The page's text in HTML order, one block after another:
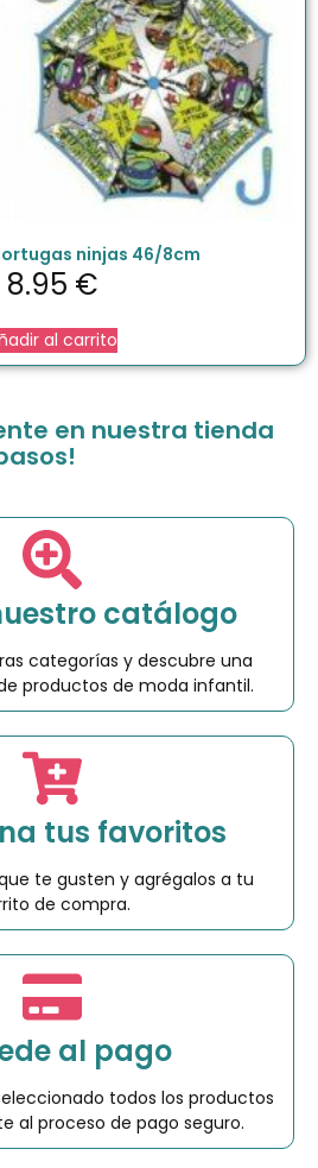
ninjas 46/8cm
8.95 €
al carrito
en nuestra tienda
catálogo
categorías y descubre una
productos de moda infantil.
tus favoritos
te gusten y agrégalos a tu
de compra.
al pago
todos los productos
al proceso de pago seguro.